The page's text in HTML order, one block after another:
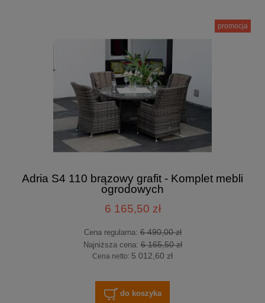
Adria S4 110 brązowy grafit - Komplet mebli
ogrodowych
6 165,50 zł
Cena regularna:6 490,00 zł
Najniższa cena:6 165,50 zł
Cena netto: 5 012,60 zł
do koszyka
promocja